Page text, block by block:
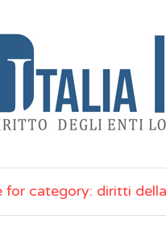
for category: diritti